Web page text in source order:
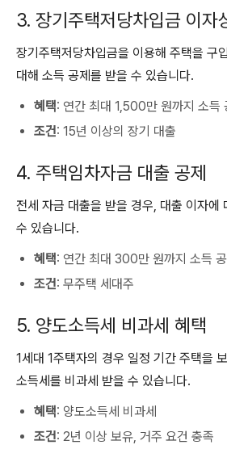
3. 장기주택저당차입금 이자
장기주택저당차입금을 이용해 주택을 구
대해 소득 공제를 받을 수 있습니다.
혜택: 연간 최대 1,500만 원까지 소득
조건: 15년 이상의 장기 대출
4. 주택임차자금 대출 공제
전세 자금 대출을 받을 경우, 대출 이자에
수 있습니다.
혜택: 연간 최대 300만 원까지 소득 공
조건: 무주택 세대주
5. 양도소득세 비과세 혜택
1세대 1주택자의 경우 일정 기간 주택을
소득세를 비과세 받을 수 있습니다.
혜택: 양도소득세 비과세
조건: 2년 이상 보유, 거주 요건 충족